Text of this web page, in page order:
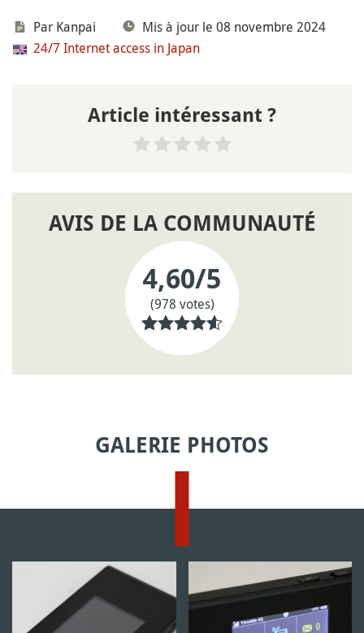
Par Kanpai
Mis à jour le 08 novembre 2024
24/7 Internet access in Japan
Article intéressant ?
AVIS DE LA COMMUNAUTÉ
4,60/5
(978 votes)
GALERIE PHOTOS